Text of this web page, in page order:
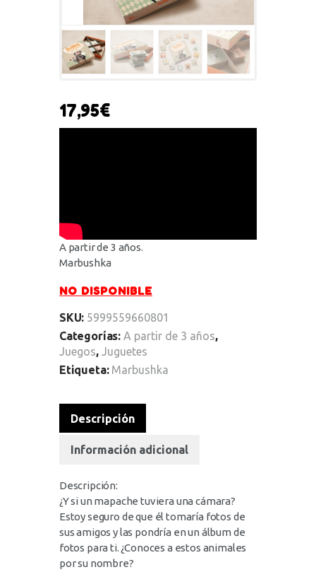
17,95€
A partir de 3 años.
Marbushka
NO DISPONIBLE
SKU: 5999559660801
Categorías: A partir de 3 años,
Juegos, Juguetes
Etiqueta: Marbushka
Descripción
Información adicional
Descripción:
¿Y si un mapache tuviera una cámara?
Estoy seguro de que él tomaría fotos de
sus amigos y las pondría en un álbum de
fotos para ti. ¿Conoces a estos animales
por su nombre?